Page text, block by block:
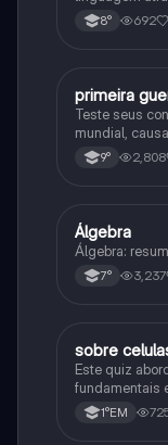
8° 692
História
primeira
Teste seus
mundial,
primeira
9° 2,808
Matematica
Álgebra
Álgebra:
7° 3,237
Biologia
sobre
Este quiz
fundamentais
procariontes.
1°EM